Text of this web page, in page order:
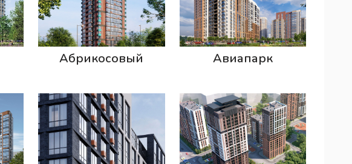
Абрикосовый Авиапарк